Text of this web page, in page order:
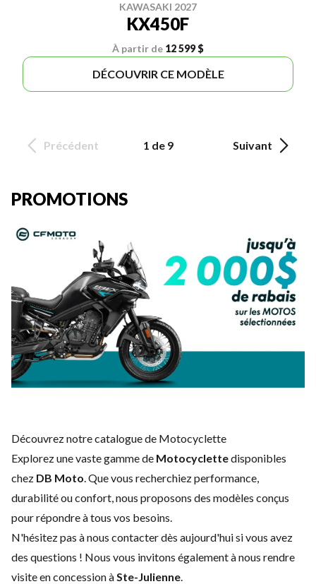
KAWASAKI 2027
KX450F
À partir de 12 599 $
DÉCOUVRIR CE MODÈLE
Précédent 1 de 9 Suivant
PROMOTIONS
Découvrez notre catalogue de Motocyclette
Explorez une vaste gamme de Motocyclettedisponibles
chez DB Moto . Que vous recherchiez performance,
durabilité ou confort, nous proposons des modèles conçus
pour répondre à tous vos besoins.
N'hésitez pas ànous contacterdès aujourd'hui si vous avez
des questions ! Nous vous invitons également à nous rendre
visite en concession à Ste-Julienne